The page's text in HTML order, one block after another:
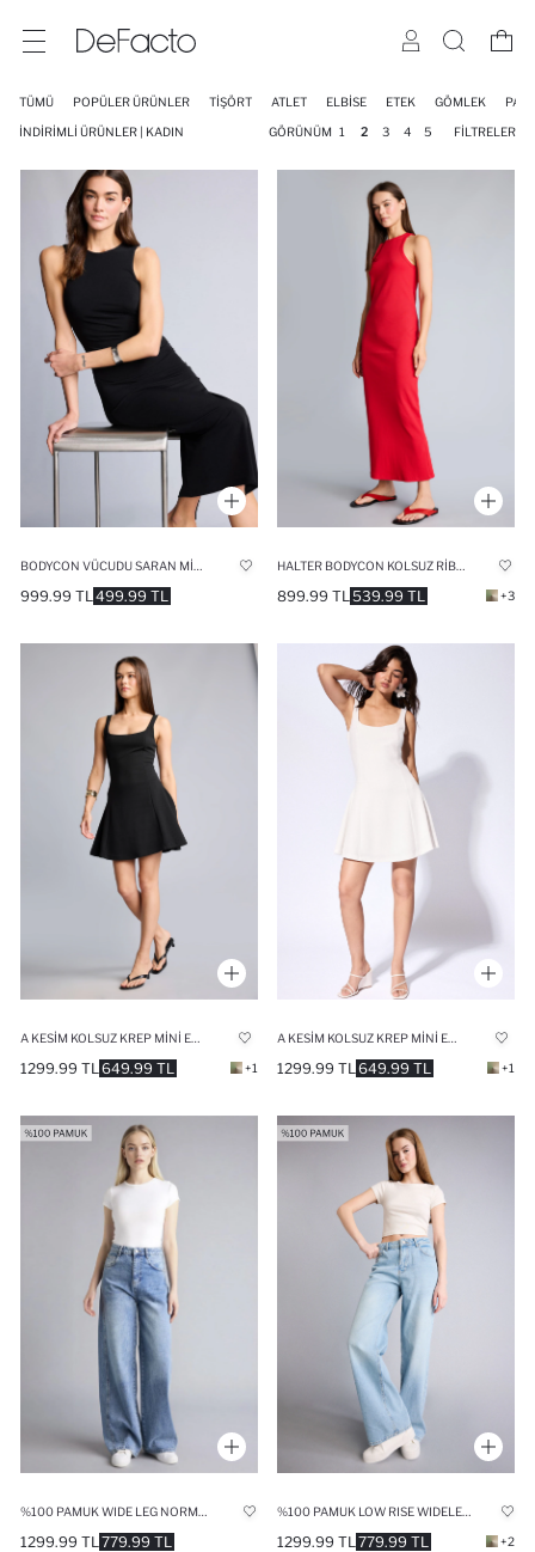
TÜMÜ POPÜLER ÜRÜNLER TIŞÖRT ATLET ELBISE ETEK GÖMLEK
İNDIRIMLI ÜRÜNLER | KADIN GÖRÜNÜM 1 2 3 4 5 FILTRELER
499.99 TL
999.99 TL 539.99 TL
899.99 TL +3
649.99 TL
1299.99 TL +1 649.99 TL
1299.99 TL +1
779.99 TL
1299.99 TL 779.99 TL
1299.99 TL +2